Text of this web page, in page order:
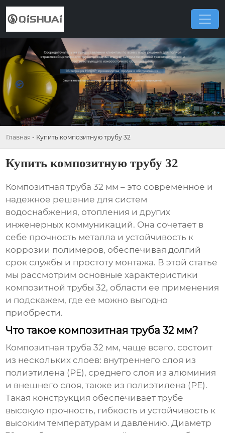
Главная - Купить композитную трубу 32
Купить композитную трубу 32
Композитная труба 32 мм – это современное и
надежное решение для систем
водоснабжения, отопления и других
инженерных коммуникаций. Она сочетает в
себе прочность металла и устойчивость к
коррозии полимеров, обеспечивая долгий
срок службы и простоту монтажа. В этой статье
мы рассмотрим основные характеристики
композитной трубы 32, области ее применения
и подскажем, где ее можно выгодно
приобрести.
Что такое композитная труба 32 мм?
Композитная труба 32 мм, чаще всего, состоит
из нескольких слоев: внутреннего слоя из
полиэтилена (PE), среднего слоя из алюминия
и внешнего слоя, также из полиэтилена (PE).
Такая конструкция обеспечивает трубе
высокую прочность, гибкость и устойчивость к
высоким температурам и давлению. Диаметр